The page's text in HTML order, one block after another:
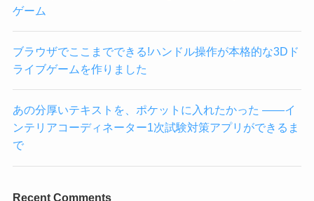
ゲーム
ブラウザでここまでできる!ハンドル操作が本格的な3Dド
ライブゲームを作りました
あの分厚いテキストを、ポケットに入れたかった ——イ
ンテリアコーディネーター1次試験対策アプリができるま
で
Recent Comments